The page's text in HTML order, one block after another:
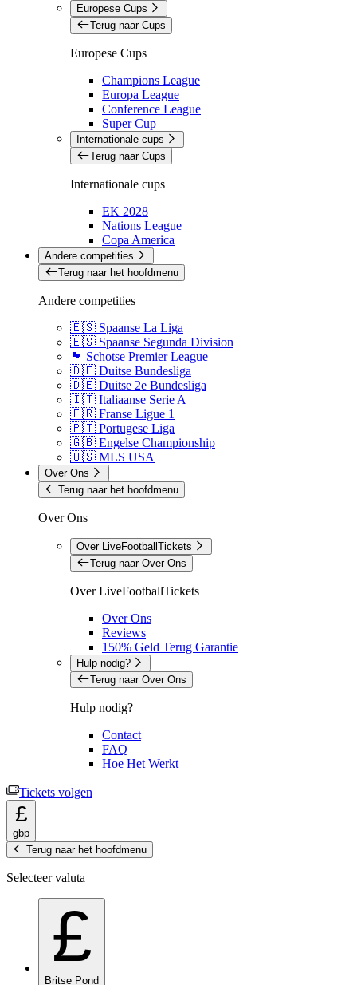
Europese Cups
Terug naar Cups
Europese Cups
Champions League
Europa League
Conference League
Super Cup
Internationale cups
Terug naar Cups
Internationale cups
EK 2028
Nations League
Copa America
Andere competities
Terug naar het hoofdmenu
Andere competities
🇪🇸 Spaanse La Liga
🇪🇸 Spaanse Segunda Division
🏴󠁧󠁢󠁳󠁣󠁴󠁿 Schotse Premier League
🇩🇪 Duitse Bundesliga
🇩🇪 Duitse 2e Bundesliga
🇮🇹 Italiaanse Serie A
🇫🇷 Franse Ligue 1
🇵🇹 Portugese Liga
🇬🇧 Engelse Championship
🇺🇸 MLS USA
Over Ons
Terug naar het hoofdmenu
Over Ons
Over LiveFootballTickets
Terug naar Over Ons
Over LiveFootballTickets
Over Ons
Reviews
150% Geld Terug Garantie
Hulp nodig?
Terug naar Over Ons
Hulp nodig?
Contact
FAQ
Hoe Het Werkt
Tickets volgen
£
gbp
Terug naar het hoofdmenu
Selecteer valuta
£
Britse Pond